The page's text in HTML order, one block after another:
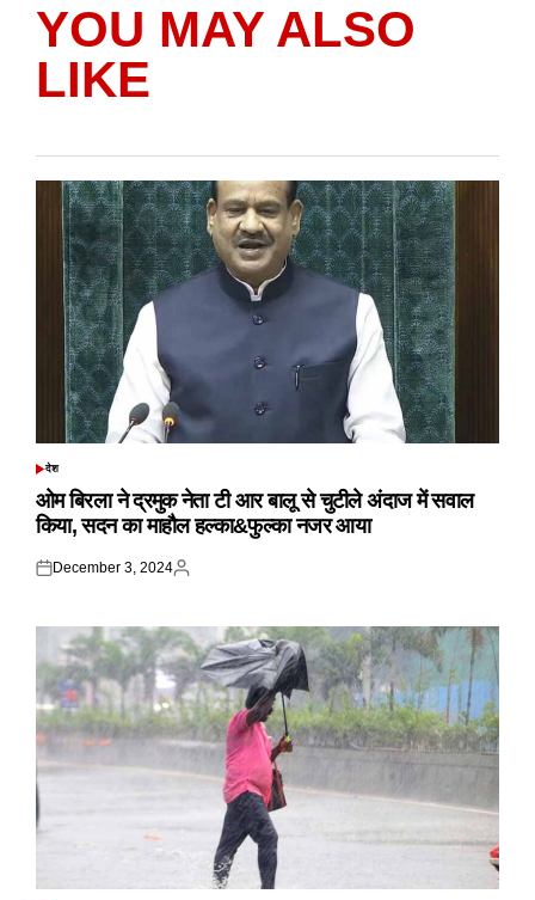
YOU MAY ALSO
LIKE
POSTED
देश
ओम बिरला ने द्रमुक नेता टी आर बालू से चुटीले अंदाज में सवाल
किया, सदन का माहौल हल्का&फुल्का नजर आया
Posted
December 3, 2024
Posted